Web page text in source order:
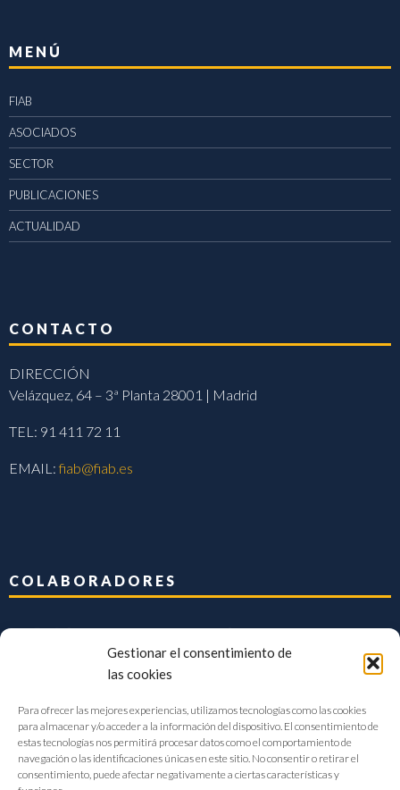
Gestionar el consentimiento de
las cookies
Para ofrecer las mejores experiencias, utilizamos tecnologías como las cookies
para almacenar y/o acceder a la información del dispositivo. El consentimiento de
estas tecnologías nos permitirá procesar datos como el comportamiento de
navegación o las identificaciones únicas en este sitio. No consentir o retirar el
consentimiento, puede afectar negativamente a ciertas características y
MENÚ
FIAB
ASOCIADOS
SECTOR
PUBLICACIONES
ACTUALIDAD
CONTACTO
DIRECCIÓN
Velázquez, 64 – 3ª Planta 28001 | Madrid
TEL: 91 411 72 11
EMAIL:fiab@fiab.es
COLABORADORES